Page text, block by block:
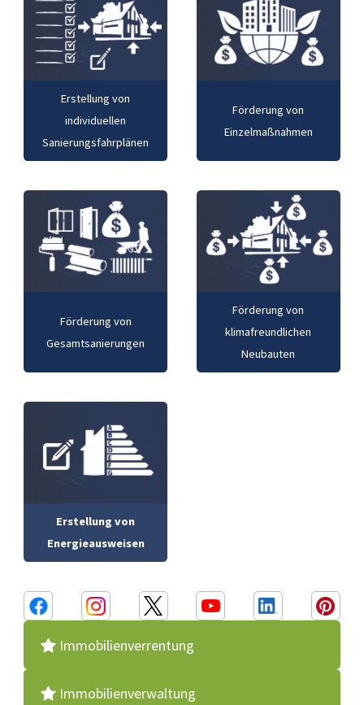
Erstellung von
individuellen
Sanierungsfahrplänen
Förderung von
Einzelmaßnahmen
Förderung von
Gesamtsanierungen
Förderung von
klimafreundlichen
Neubauten
Erstellung von
Energieausweisen
Immobilienverrentung
Immobilienverwaltung